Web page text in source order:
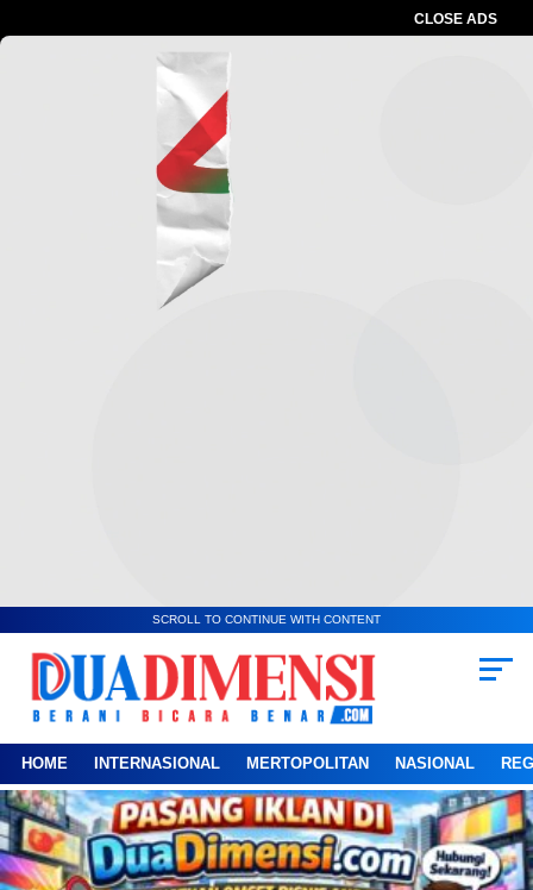
CLOSE ADS
SCROLL TO CONTINUE WITH CONTENT
HOME INTERNASIONAL MERTOPOLITAN NASIONAL
Advertesment